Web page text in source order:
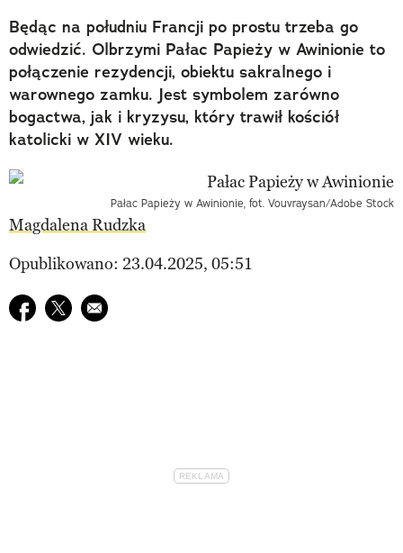
Będąc na południu Francji po prostu trzeba go
odwiedzić. Olbrzymi Pałac Papieży w Awinionie to
połączenie rezydencji, obiektu sakralnego i
warownego zamku. Jest symbolem zarówno
bogactwa, jak i kryzysu, który trawił kościół
katolicki w XIV wieku.
Pałac Papieży w Awinionie, fot. Vouvraysan/Adobe Stock
Magdalena Rudzka
Opublikowano: 23.04.2025, 05:51
Udostępnij na facebook
Udostępnij na twitter
E-mail do przyjaciela